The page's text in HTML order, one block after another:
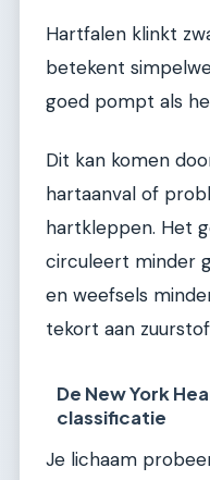
Hartfalen klinkt
betekent
goed pompt als
Dit kan komen
hartaanval of
hartkleppen. Het
circuleert minder
en weefsels
tekort aan
De New York
classificatie
Je lichaam